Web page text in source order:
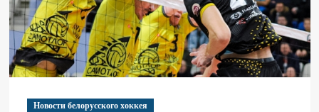
Новости белорусского хоккея